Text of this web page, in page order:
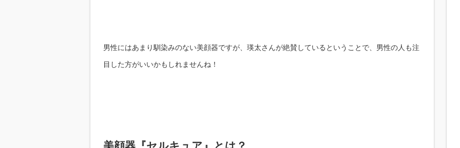
男性にはあまり馴染みのない美顔器ですが、瑛太さんが絶賛しているということで、男性の人も注
目した方がいいかもしれませんね！